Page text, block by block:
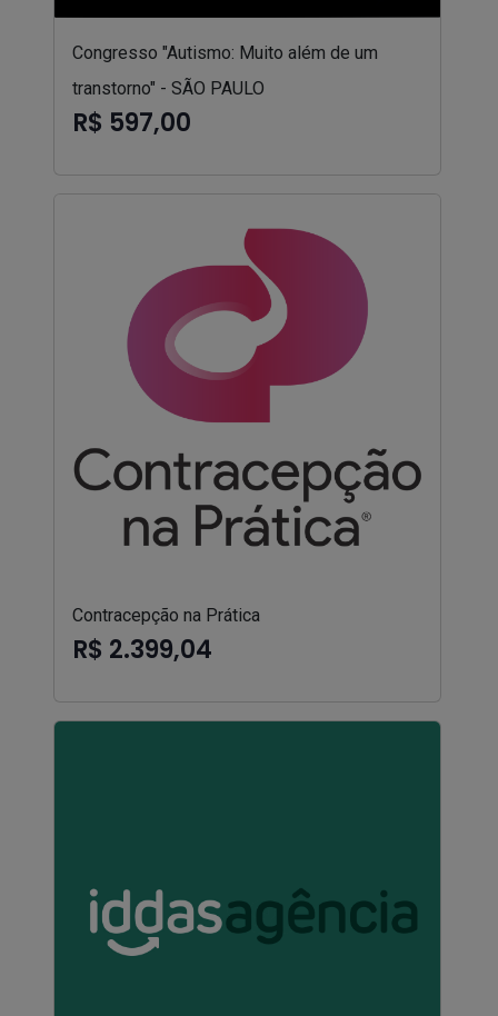
Congresso "Autismo: Muito além de um
transtorno" - SÃO PAULO
R$ 597,00
Contracepção na Prática
R$ 2.399,04